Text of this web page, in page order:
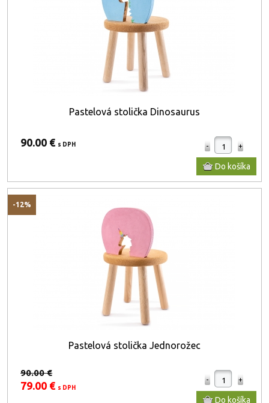
Pastelová stolička Dinosaurus
90.00 € s DPH
-12%
Pastelová stolička Jednorožec
90.00 €
79.00 € s DPH